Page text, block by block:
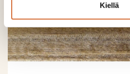
Kiellä